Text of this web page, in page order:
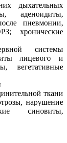
дыхательных
аденоидиты,
пневмонии,
хронические
системы
лицевого и
вегетативные
ткани
нарушение
синовиты,